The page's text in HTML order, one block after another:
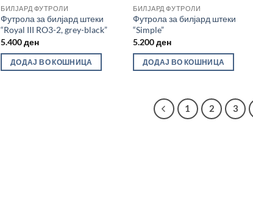
БИЛЈАРД ФУТРОЛИ
Футрола за билјард штеки
“Royal III RO3-2, grey-black”
5.400ден
ДОДАЈ ВО КОШНИЦА
БИЛЈАРД ФУТРОЛИ
Футрола за билјард штеки
“Simple”
5.200ден
ДОДАЈ ВО КОШНИЦА
1 2 3